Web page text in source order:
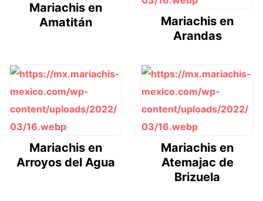
Mariachis en
Amatitán
Mariachis en
Arandas
Mariachis en
Arroyos del Agua
Mariachis en
Atemajac de
Brizuela